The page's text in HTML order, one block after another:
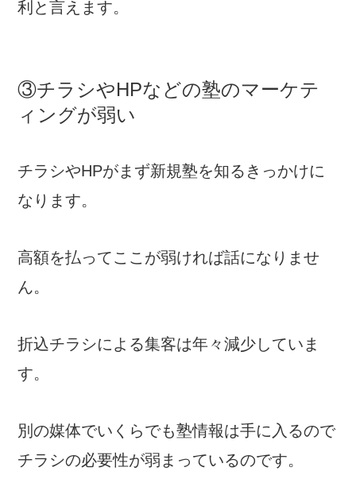
利と言えます。
③チラシやHPなどの塾のマーケテ
ィングが弱い
チラシやHPがまず新規塾を知るきっかけに
なります。
高額を払ってここが弱ければ話になりませ
ん。
折込チラシによる集客は年々減少していま
す。
別の媒体でいくらでも塾情報は手に入るので
チラシの必要性が弱まっているのです。